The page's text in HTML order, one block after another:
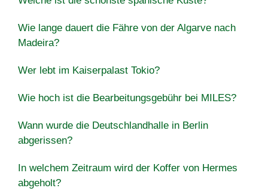
Wie lange dauert die Fähre von der Algarve nach
Madeira?
Wer lebt im Kaiserpalast Tokio?
Wie hoch ist die Bearbeitungsgebühr bei MILES?
Wann wurde die Deutschlandhalle in Berlin
abgerissen?
In welchem Zeitraum wird der Koffer von Hermes
abgeholt?